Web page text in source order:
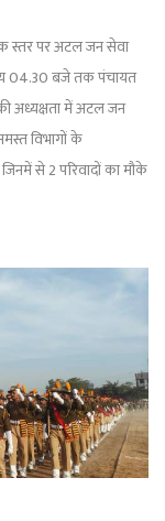
स्तर पर अटल जन सेवा
04.30 बजे तक पंचायत
अध्यक्षता में अटल जन
विभागों के
से 2 परिवादों का मौके